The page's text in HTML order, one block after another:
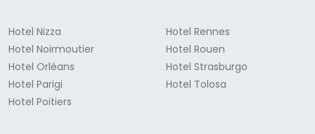
Hotel Nizza
Hotel Noirmoutier
Hotel Orléans
Hotel Parigi
Hotel Poitiers
Hotel Rennes
Hotel Rouen
Hotel Strasburgo
Hotel Tolosa